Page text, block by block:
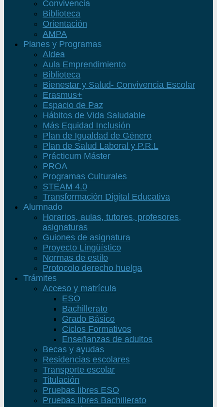
Convivencia
Biblioteca
Orientación
AMPA
Planes y Programas
Aldea
Aula Emprendimiento
Biblioteca
Bienestar y Salud- Convivencia Escolar
Erasmus+
Espacio de Paz
Hábitos de Vida Saludable
Más Equidad Inclusión
Plan de Igualdad de Género
Plan de Salud Laboral y P.R.L
Prácticum Máster
PROA
Programas Culturales
STEAM 4.0
Transformación Digital Educativa
Alumnado
Horarios, aulas, tutores, profesores,
asignaturas
Guiones de asignatura
Proyecto Lingüístico
Normas de estilo
Protocolo derecho huelga
Trámites
Acceso y matrícula
ESO
Bachillerato
Grado Básico
Ciclos Formativos
Enseñanzas de adultos
Becas y ayudas
Residencias escolares
Transporte escolar
Titulación
Pruebas libres ESO
Pruebas libres Bachillerato